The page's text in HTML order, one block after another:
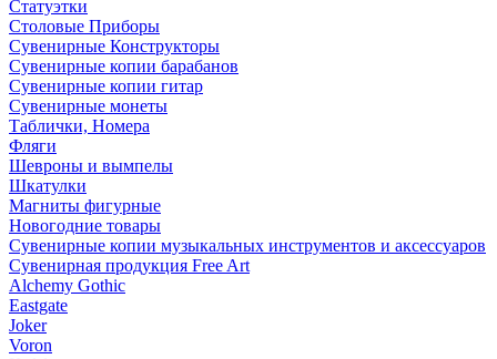
Статуэтки
Столовые Приборы
Сувенирные Конструкторы
Сувенирные копии барабанов
Сувенирные копии гитар
Сувенирные монеты
Таблички, Номера
Фляги
Шевроны и вымпелы
Шкатулки
Магниты фигурные
Новогодние товары
Сувенирные копии музыкальных инструментов и аксессуаров
Сувенирная продукция Free Art
Alchemy Gothic
Eastgate
Joker
Voron